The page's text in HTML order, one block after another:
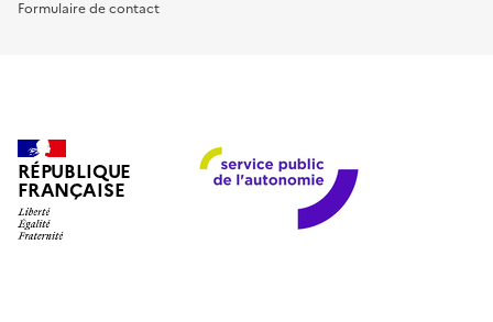
Formulaire de contact
RÉPUBLIQUE
FRANÇAISE